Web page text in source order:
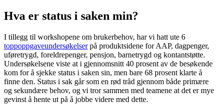
Hva er status i saken min?
I tillegg til workshopene om brukerbehov, har vi hatt ute 6
toppoppgaveundersøkelserpå produktsidene for AAP, dagpenger,
uføretrygd, foreldrepenger, pensjon, barnetrygd og kontantstøtte.
Undersøkelsene viste at i gjennomsnitt 40 prosent av de besøkende
kom for å sjekke status i saken sin, men bare 68 prosent klarte å
finne den. Status i sak går som en rød tråd gjennom både primære
og sekundære behov, og vi tror sammen med teamene at det er mye
gevinst å hente ut på å jobbe videre med dette.